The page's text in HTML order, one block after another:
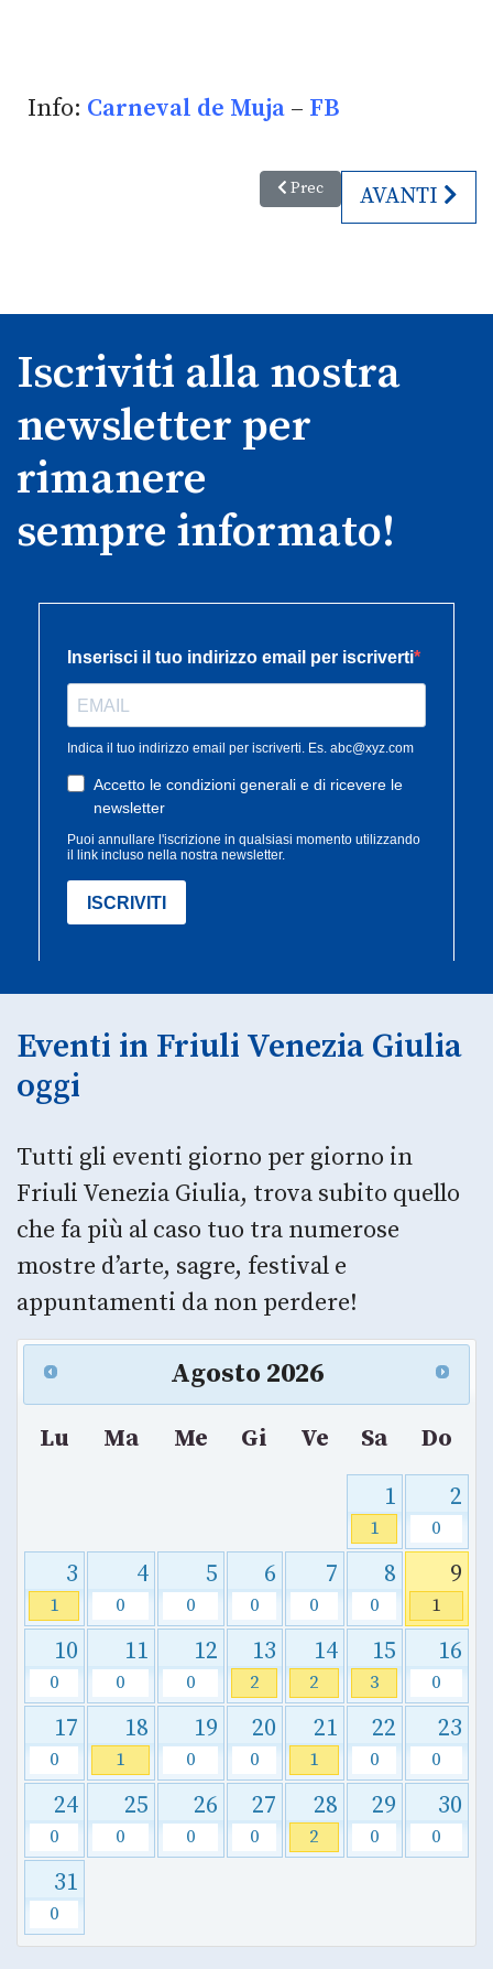
Info: Carneval de Muja – FB
Articolo precedente:
Prec ARTICOLO
AVANTI
Iscriviti alla nostra
newsletter per
rimanere
sempre informato!
Eventi in Friuli Venezia Giulia
oggi
Tutti gli eventi giorno per giorno in
Friuli Venezia Giulia, trova subito quello
che fa più al caso tuo tra numerose
mostre d’arte, sagre, festival e
appuntamenti da non perdere!
Agosto 2026
Lu Ma Me Gi Ve Sa
Do
1
1
2
0
3
1
4
0
5
0
6
0
7
0
8
0
9
1
10
0
11
0
12
0
13
2
14
2
15
3
16
0
17
0
18
1
19
0
20
0
21
1
22
0
23
0
24
0
25
0
26
0
27
0
28
2
29
0
30
0
31
0